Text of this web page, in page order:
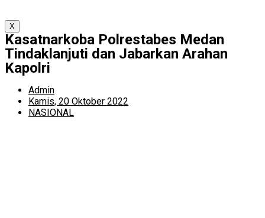
X
Kasatnarkoba Polrestabes Medan
Tindaklanjuti dan Jabarkan Arahan
Kapolri
Admin
Kamis, 20 Oktober 2022
NASIONAL